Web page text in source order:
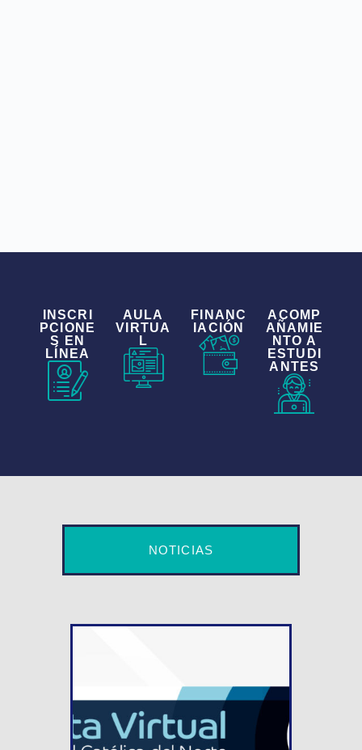
INSCRI
PCIONE
S EN
LÍNEA
AULA
VIRTUA
L
FINANC
IACIÓN
ACOMP
AÑAMIE
NTO A
ESTUDI
ANTES
NOTICIAS